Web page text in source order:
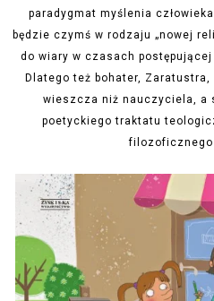
paradygmat myślenia
będzie czymś w rodzaju „nowej
do wiary w czasach
Dlatego też bohater,
wieszcza niż nauczyciela, a
poetyckiego traktatu
filozoficznego